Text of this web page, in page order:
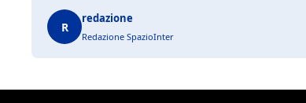
R
redazione
Redazione SpazioInter